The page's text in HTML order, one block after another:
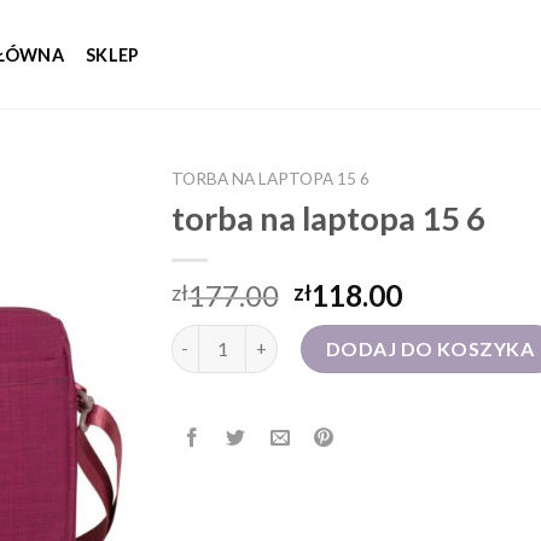
SKLEP
TORBA NA LAPTOPA 15 6
torba na laptopa 15 6
zł177.00 zł118.00
ilość torba na laptopa 15 6DODAJ DO KOSZYKA